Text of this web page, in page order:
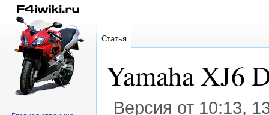
Yamaha XJ6
Версия от 10:13,
Статья